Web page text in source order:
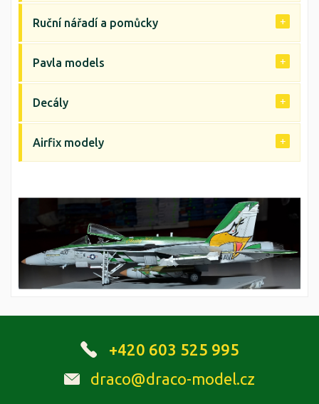
Ruční nářadí a pomůcky
Pavla models
Decály
Airfix modely
+420 603 525 995
draco@draco-model.cz